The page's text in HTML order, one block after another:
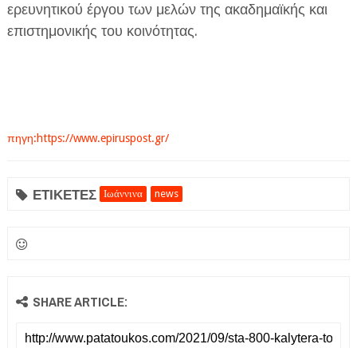
ερευνητικού έργου των μελών της ακαδημαϊκής και
επιστημονικής του κοινότητας.
πηγη:https://www.epiruspost.gr/
ΕΤΙΚΕΤΕΣ Ιωάννινα news
SHARE ARTICLE: